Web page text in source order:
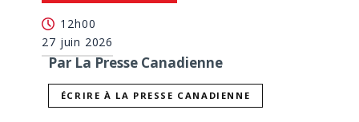
12h00
27 juin 2026
Par La Presse Canadienne
ÉCRIRE À LA PRESSE CANADIENNE